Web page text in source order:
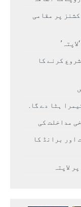
پر مقامی
کرنے کا
مداخلت کی
2027 کے مقامات اور برانڈ کا